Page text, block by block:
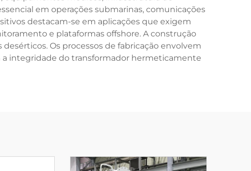
em operações submarinas, comunicações
destacam-se em aplicações que exigem
e plataformas offshore. A construção
Os processos de fabricação envolvem
a integridade do transformador hermeticamente